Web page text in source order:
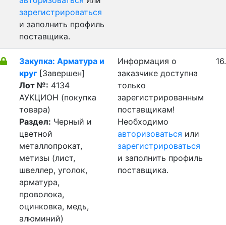
зарегистрироваться
и заполнить профиль
поставщика.
Закупка: Арматура и
круг [Завершен]
Лот №: 4134
АУКЦИОН (покупка
товара)
Раздел: Черный и
цветной
металлопрокат,
метизы (лист,
швеллер, уголок,
арматура,
проволока,
оцинковка, медь,
алюминий)
Информация о
заказчике доступна
только
зарегистрированным
поставщикам!
Необходимо
авторизоваться или
зарегистрироваться
и заполнить профиль
поставщика.